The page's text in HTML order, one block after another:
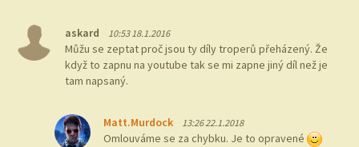
askard 10:53 18.1.2016
Můžu se zeptat proč jsou ty díly troperů přeházený. Že
když to zapnu na youtube tak se mi zapne jiný díl než je
tam napsaný.
Matt.Murdock 13:26 22.1.2018
Omlouváme se za chybku. Je to opravené